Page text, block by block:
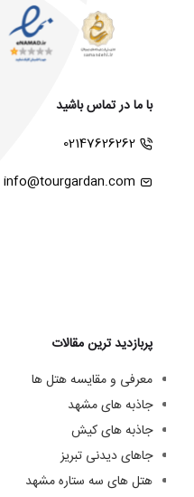
با ما در تماس باشید
02147626262
info@tourgardan.com
پربازدید ترین مقالات
معرفی و مقایسه هتل ها
جاذبه های مشهد
جاذبه های کیش
جاهای دیدنی تبریز
هتل های سه ستاره مشهد